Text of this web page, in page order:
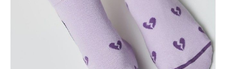
+
DODAJ DO KOSZYKA
Jak złożyć zamówienie
POWIADOM MNIE O DOSTĘPNOŚCI